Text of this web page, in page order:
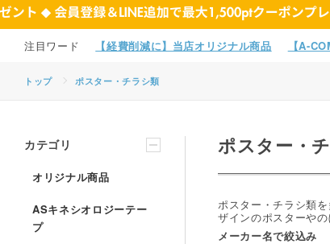
【経費削減に】当店オリジナル商品 【A-
トップ ポスター・チラシ類
ポスター・
ポスター・チラシ類
ザインのポスターや
メーカー名で絞込み
カテゴリ
オリジナル商品
ASキネシオロジーテー
プ